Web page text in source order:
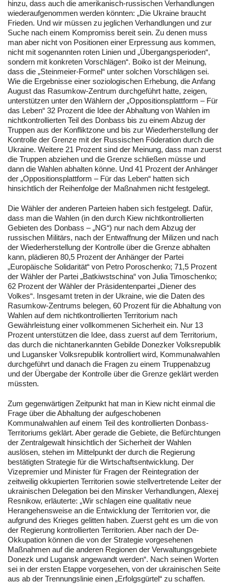
hinzu, dass auch die amerikanisch-russischen Verhandlungen
wiederaufgenommen werden könnten: „Die Ukraine braucht
Frieden. Und wir müssen zu jeglichen Verhandlungen und zur
Suche nach einem Kompromiss bereit sein. Zu denen muss
man aber nicht von Positionen einer Erpressung aus kommen,
nicht mit sogenannten roten Linien und „Übergangsperioden“,
sondern mit konkreten Vorschlägen“. Boiko ist der Meinung,
dass die „Steinmeier-Formel“ unter solchen Vorschlägen sei.
Wie die Ergebnisse einer soziologischen Erhebung, die Anfang
August das Rasumkow-Zentrum durchgeführt hatte, zeigen,
unterstützen unter den Wählern der „Oppositionsplattform – Für
das Leben“ 32 Prozent die Idee der Abhaltung von Wahlen im
nichtkontrollierten Teil des Donbass bis zu einem Abzug der
Truppen aus der Konfliktzone und bis zur Wiederherstellung der
Kontrolle der Grenze mit der Russischen Föderation durch die
Ukraine. Weitere 21 Prozent sind der Meinung, dass man zuerst
die Truppen abziehen und die Grenze schließen müsse und
dann die Wahlen abhalten könne. Und 41 Prozent der Anhänger
der „Oppositionsplattform – Für das Leben“ hatten sich
hinsichtlich der Reihenfolge der Maßnahmen nicht festgelegt.
Die Wähler der anderen Parteien haben sich festgelegt. Dafür,
dass man die Wahlen (in den durch Kiew nichtkontrollierten
Gebieten des Donbass – „NG“) nur nach dem Abzug der
russischen Militärs, nach der Entwaffnung der Milizen und nach
der Wiederherstellung der Kontrolle über die Grenze abhalten
kann, plädieren 80,5 Prozent der Anhänger der Partei
„Europäische Solidarität“ von Petro Poroschenko; 71,5 Prozent
der Wähler der Partei „Batkiwstschina“ von Julia Timoschenko;
62 Prozent der Wähler der Präsidentenpartei „Diener des
Volkes“. Insgesamt treten in der Ukraine, wie die Daten des
Rasumkow-Zentrums belegen, 60 Prozent für die Abhaltung von
Wahlen auf dem nichtkontrollierten Territorium nach
Gewährleistung einer vollkommenen Sicherheit ein. Nur 13
Prozent unterstützen die Idee, dass zuerst auf dem Territorium,
das durch die nichtanerkannten Gebilde Donezker Volksrepublik
und Lugansker Volksrepublik kontrolliert wird, Kommunalwahlen
durchgeführt und danach die Fragen zu einem Truppenabzug
und der Übergabe der Kontrolle über die Grenze geklärt werden
müssten.
Zum gegenwärtigen Zeitpunkt hat man in Kiew nicht einmal die
Frage über die Abhaltung der aufgeschobenen
Kommunalwahlen auf einem Teil des kontrollierten Donbass-
Territoriums geklärt. Aber gerade die Gebiete, die Befürchtungen
der Zentralgewalt hinsichtlich der Sicherheit der Wahlen
auslösen, stehen im Mittelpunkt der durch die Regierung
bestätigten Strategie für die Wirtschaftsentwicklung. Der
Vizepremier und Minister für Fragen der Reintegration der
zeitweilig okkupierten Territorien sowie stellvertretende Leiter der
ukrainischen Delegation bei den Minsker Verhandlungen, Alexej
Resnikow, erläuterte: „Wir schlagen eine qualitativ neue
Herangehensweise an die Entwicklung der Territorien vor, die
aufgrund des Krieges gelitten haben. Zuerst geht es um die von
der Regierung kontrollierten Territorien. Aber nach der De-
Okkupation können die von der Strategie vorgesehenen
Maßnahmen auf die anderen Regionen der Verwaltungsgebiete
Donezk und Lugansk angewandt werden“. Nach seinen Worten
sei in der ersten Etappe vorgesehen, von der ukrainischen Seite
aus ab der Trennungslinie einen „Erfolgsgürtel“ zu schaffen.